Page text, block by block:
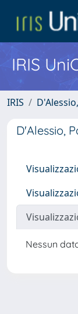
IRIS
IRIS
D'Alessio,
Nessun